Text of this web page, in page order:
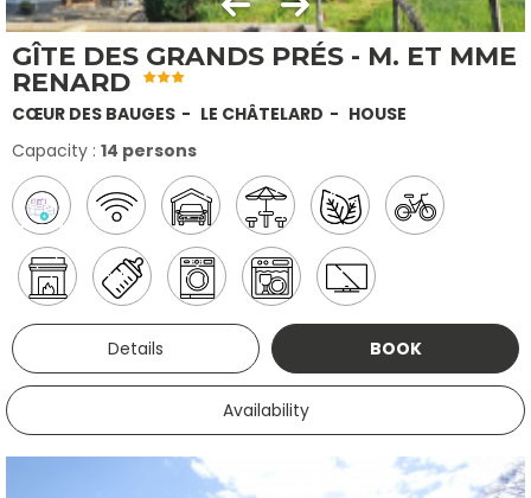
GÎTE DES GRANDS PRÉS - M. ET MME
RENARD
CŒUR DES BAUGES LE CHÂTELARD
HOUSE
Capacity : 14 persons
Details BOOK
Availability